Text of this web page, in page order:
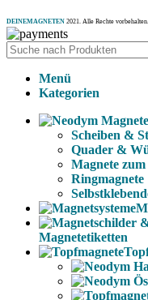
DEINEMAGNETEN 2021. Alle Rechte vorbehalten.
Menü
Kategorien
Scheiben &
Quader &
Magnete
Ringmagnete
Magnetetiketten